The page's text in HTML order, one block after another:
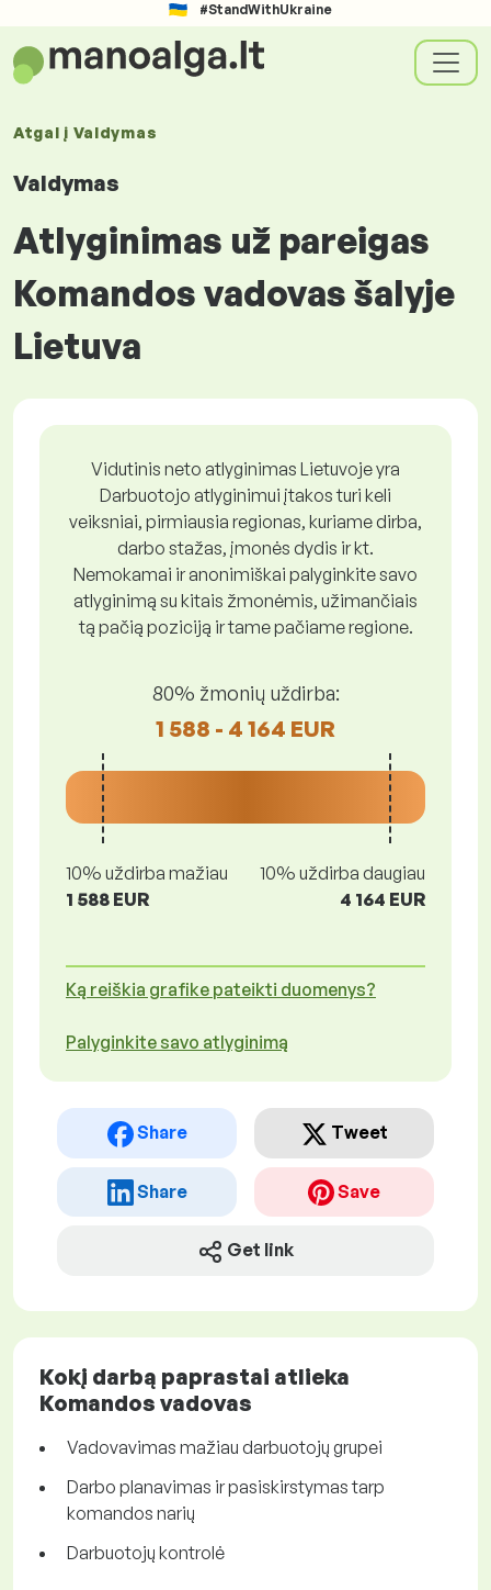
#StandWithUkraine
Atgal į Valdymas
Valdymas
Atlyginimas už pareigas
Komandos vadovas šalyje
Lietuva
Vidutinis neto atlyginimas Lietuvoje yra
Darbuotojo atlyginimui įtakos turi keli
veiksniai, pirmiausia regionas, kuriame dirba,
darbo stažas, įmonės dydis ir kt.
Nemokamai ir anonimiškai palyginkite savo
atlyginimą su kitais žmonėmis, užimančiais
tą pačią poziciją ir tame pačiame regione.
80% žmonių uždirba:
1 588 - 4 164 EUR
10% uždirba mažiau
1 588 EUR
10% uždirba daugiau
4 164 EUR
Ką reiškia grafike pateikti duomenys?
Palyginkite savo atlyginimą
Share Tweet
Share Save
Get link
Kokį darbą paprastai atlieka
Komandos vadovas
Vadovavimas mažiau darbuotojų grupei
Darbo planavimas ir pasiskirstymas tarp
komandos narių
Darbuotojų kontrolė